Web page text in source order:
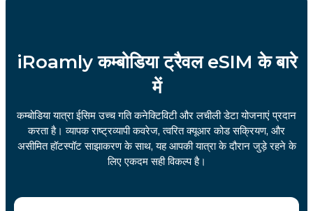
iRoamly कम्बोडिया ट्रैवल eSIM के बारे
में
कम्बोडिया यात्रा ईसिम उच्च गति कनेक्टिविटी और लचीली डेटा योजनाएं प्रदान
करता है। व्यापक राष्ट्रव्यापी कवरेज, त्वरित क्यूआर कोड सक्रियण, और
असीमित हॉटस्पॉट साझाकरण के साथ, यह आपकी यात्रा के दौरान जुड़े रहने के
लिए एकदम सही विकल्प है।